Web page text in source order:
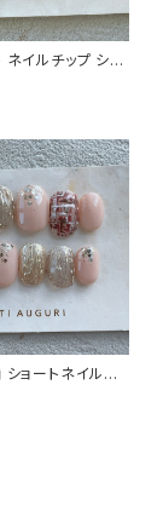
イルチップ ショ
ラブブ はあと
ーリー 通販サイ
ョートネイルチ
格子柄 セーター
女子力 短め 通